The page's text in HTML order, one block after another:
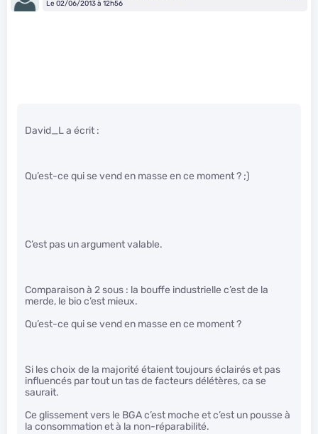
Le 02/06/2013 à 12h56
David_L a écrit :
Qu’est-ce qui se vend en masse en ce moment ? ;)
C’est pas un argument valable.
Comparaison à 2 sous : la bouffe industrielle c’est de la
merde, le bio c’est mieux.
Qu’est-ce qui se vend en masse en ce moment ?
Si les choix de la majorité étaient toujours éclairés et pas
influencés par tout un tas de facteurs délétères, ca se
saurait.
Ce glissement vers le BGA c’est moche et c’est un pousse à
la consommation et à la non-réparabilité.